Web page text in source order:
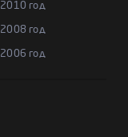
2010 год
2008 год
2006 год